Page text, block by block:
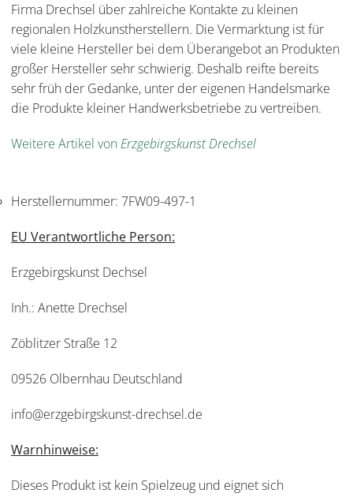
Firma Drechsel über zahlreiche Kontakte zu kleinen
regionalen Holzkunstherstellern. Die Vermarktung ist für
viele kleine Hersteller bei dem Überangebot an Produkten
großer Hersteller sehr schwierig. Deshalb reifte bereits
sehr früh der Gedanke, unter der eigenen Handelsmarke
die Produkte kleiner Handwerksbetriebe zu vertreiben.
Weitere Artikel vonErzgebirgskunst Drechsel
Herstellernummer: 7FW09-497-1
EU Verantwortliche Person:
Erzgebirgskunst Dechsel
Inh.: Anette Drechsel
Zöblitzer Straße 12
09526 Olbernhau Deutschland
info@erzgebirgskunst-drechsel.de
Warnhinweise:
Dieses Produkt ist kein Spielzeug und eignet sich